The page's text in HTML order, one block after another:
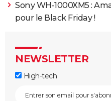
Sony WH-1000XM5 :
pour le Black Friday !
NEWSLETTER
High-tech